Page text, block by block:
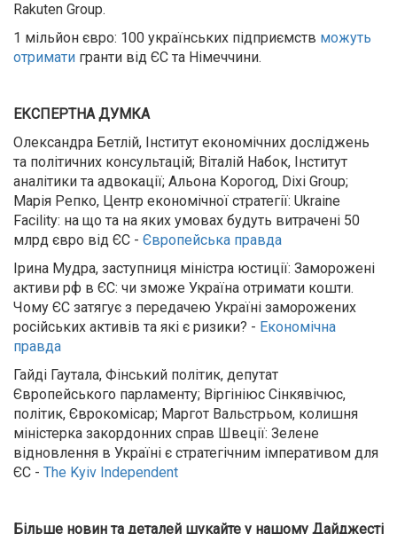
Rakuten Group.
1 мільйон євро: 100 українських підприємств можуть
отримати гранти від ЄС та Німеччини.
ЕКСПЕРТНА ДУМКА
Олександра Бетлій, Інститут економічних досліджень
та політичних консультацій; Віталій Набок, Інститут
аналітики та адвокації; Альона Корогод, Dixi Group;
Марія Репко, Центр економічної стратегії: Ukraine
Facility: на що та на яких умовах будуть витрачені 50
млрд євро від ЄС - Європейська правда
Ірина Мудра, заступниця міністра юстиції: Заморожені
активи рф в ЄС: чи зможе Україна отримати кошти.
Чому ЄС затягує з передачею Україні заморожених
російських активів та які є ризики? - Економічна
правда
Гайді Гаутала, Фінський політик, депутат
Європейського парламенту; Віргініюс Сінкявічюс,
політик, Єврокомісар; Маргот Вальстрьом, колишня
міністерка закордонних справ Швеції: Зелене
відновлення в Україні є стратегічним імперативом для
ЄС - The Kyiv Independent
Більше новин та деталей шукайте у нашому Дайджесті